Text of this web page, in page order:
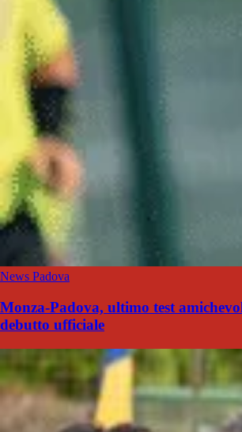
News Padova
Monza-Padova, ultimo test
debutto ufficiale